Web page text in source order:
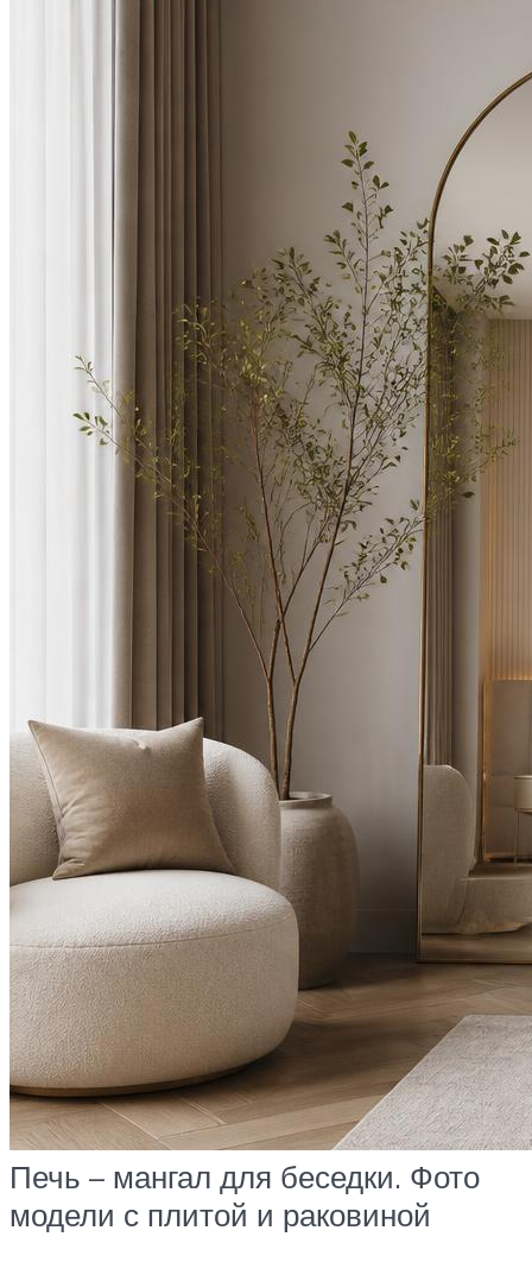
Печь – мангал для беседки. Фото
модели с плитой и раковиной